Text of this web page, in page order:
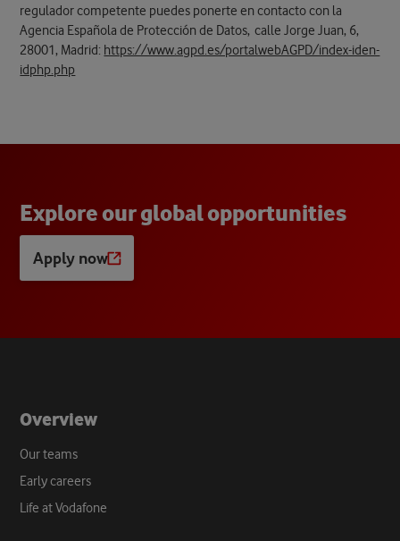
regulador competente puedes ponerte en contacto con la
Agencia Española de Protección de Datos, calle Jorge Juan, 6,
28001, Madrid: https://www.agpd.es/portalwebAGPD/index-iden-
idphp.php
Exploreourglobalopportunities
Apply now
Opens
tab
Overview
Our teams
Early careers
Life at Vodafone